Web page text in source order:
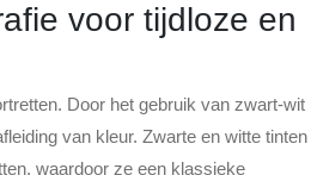
voor tijdloze en
Door het gebruik van zwart-wit
van kleur. Zwarte en witte tinten
waardoor ze een klassieke